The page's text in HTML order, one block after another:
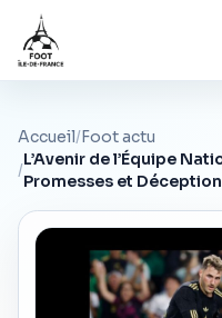
Accueil/Foot actu
/
L’Avenir de l’Équipe
Promesses et